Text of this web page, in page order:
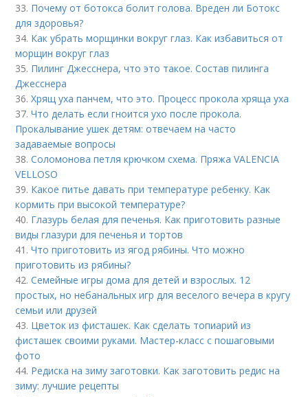
33. Почему от ботокса болит голова. Вреден ли Ботокс
для здоровья?
34. Как убрать морщинки вокруг глаз. Как избавиться от
морщин вокруг глаз
35. Пилинг Джесснера, что это такое. Состав пилинга
Джесснера
36.Хрящ уха панчем, что это. Процесс прокола хряща уха
37.Что делать если гноится ухо после прокола.
Прокалывание ушек детям: отвечаем на часто
задаваемые вопросы
38.Соломонова петля крючком схема. Пряжа VALENCIA
VELLOSO
39. Какое питье давать при температуре ребенку. Как
кормить при высокой температуре?
40. Глазурь белая для печенья. Как приготовить разные
виды глазури для печенья и тортов
41.Что приготовить из ягод рябины. Что можно
приготовить из рябины?
42.Семейные игры дома для детей и взрослых. 12
простых, но небанальных игр для веселого вечера в кругу
семьи или друзей
43. Цветок из фисташек. Как сделать топиарий из
фисташек своими руками. Мастер-класс с пошаговыми
фото
44. Редиска на зиму заготовки. Как заготовить редис на
зиму: лучшие рецепты